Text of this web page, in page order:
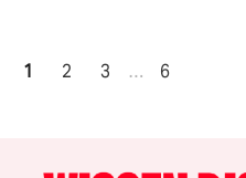
1 2 3 … 6